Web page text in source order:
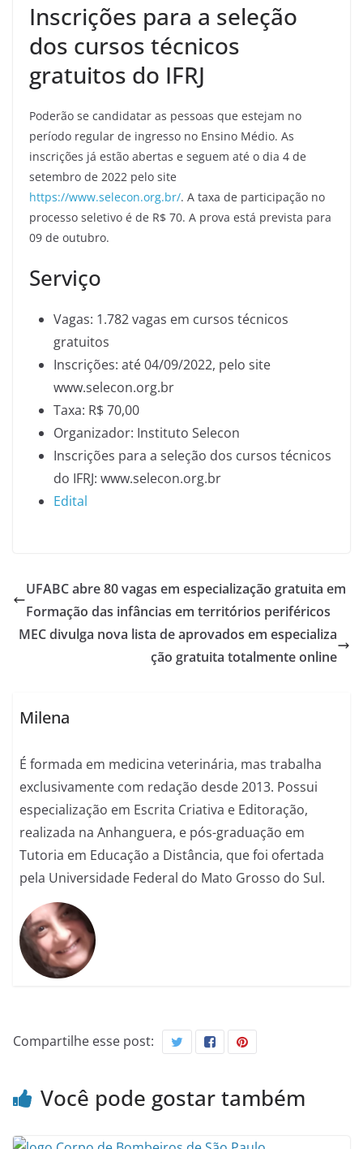
Inscrições para a seleção
dos cursos técnicos
gratuitos do IFRJ
Poderão se candidatar as pessoas que estejam no
período regular de ingresso no Ensino Médio. As
inscrições já estão abertas e seguem até o dia 4 de
setembro de 2022 pelo site
https://www.selecon.org.br/. A taxa de participação no
processo seletivo é de R$ 70. A prova está prevista para
09 de outubro.
Serviço
Vagas: 1.782 vagas em cursos técnicos
gratuitos
Inscrições: até 04/09/2022, pelo site
www.selecon.org.br
Taxa: R$ 70,00
Organizador: Instituto Selecon
Inscrições para a seleção dos cursos técnicos
do IFRJ: www.selecon.org.br
Edital
UFABC abre 80 vagas em especialização gratuita em
Formação das infâncias em territórios periféricos
MEC divulga nova lista de aprovados em especializa
ção gratuita totalmente online
Milena
É formada em medicina veterinária, mas trabalha
exclusivamente com redação desde 2013. Possui
especialização em Escrita Criativa e Editoração,
realizada na Anhanguera, e pós-graduação em
Tutoria em Educação a Distância, que foi ofertada
pela Universidade Federal do Mato Grosso do Sul.
Compartilhe esse post:
Você pode gostar também